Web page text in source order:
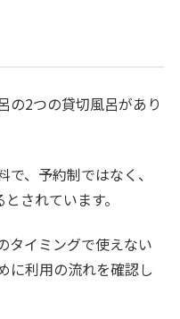
の2つの貸切風呂があり
、予約制ではなく、
されています。
タイミングで使えない
に利用の流れを確認し